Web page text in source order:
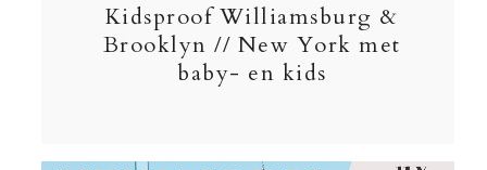
Kidsproof Williamsburg &
Brooklyn // New York met
baby- en kids